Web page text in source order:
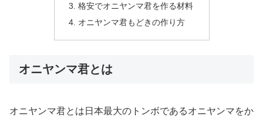
格安でオニヤンマ君を作る材料
オニヤンマ君もどきの作り方
オニヤンマ君とは
オニヤンマ君とは日本最大のトンボであるオニヤンマをか